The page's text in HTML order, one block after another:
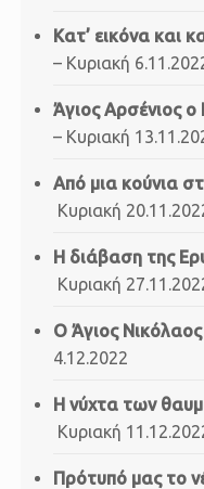
Κατ’ εικόνα και
– Κυριακή
Άγιος Αρσένιος
– Κυριακή
Από μια κούνια
Κυριακή
Η διάβαση της
Κυριακή
Ο Άγιος Νικόλαος
4.12.2022
Η νύχτα των
Κυριακή
Πρότυπό μας το